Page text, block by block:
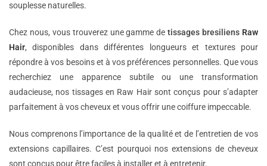
souplesse naturelles.
Chez nous, vous trouverez une gamme detissages bresiliens Raw
Hair, disponibles dans différentes longueurs et textures pour
répondre à vos besoins et à vos préférences personnelles. Que vous
recherchiez une apparence subtile ou une transformation
audacieuse, nos tissages en Raw Hair sont conçus pour s’adapter
parfaitement à vos cheveux et vous offrir une coiffure impeccable.
Nous comprenons l’importance de la qualité et de l’entretien de vos
extensions capillaires. C’est pourquoi nos extensions de cheveux
sont conçus pour être faciles à installer et à entretenir.